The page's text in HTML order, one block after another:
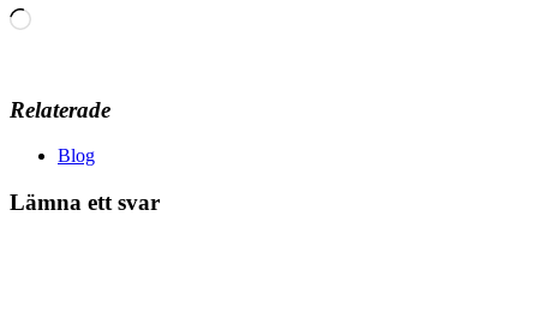
Laddar
Relaterade
Blog
Lämna ett svar